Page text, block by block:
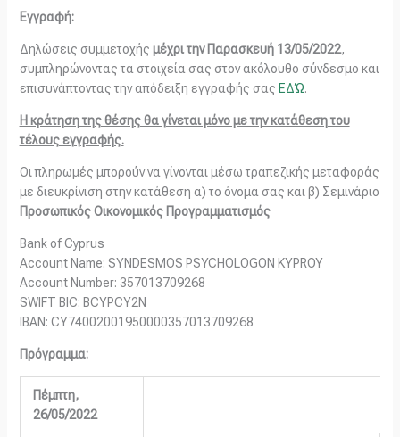
Εγγραφή:
Δηλώσεις συμμετοχής μέχρι την Παρασκευή 13/05/2022,
συμπληρώνοντας τα στοιχεία σας στον ακόλουθο σύνδεσμο και
επισυνάπτοντας την απόδειξη εγγραφής σας ΕΔΏ.
Η κράτηση της θέσης θα γίνεται μόνο με την κατάθεση του
τέλους εγγραφής.
Οι πληρωμές μπορούν να γίνονται μέσω τραπεζικής μεταφοράς
με διευκρίνιση στην κατάθεση α) το όνομα σας και β) Σεμινάριο
Προσωπικός Οικονομικός Προγραμματισμός
Bank of Cyprus
Account Name: SYNDESMOS PSYCHOLOGON KYPROY
Account Number: 357013709268
SWIFT BIC: BCYPCY2N
IBAN: CY74002001950000357013709268
Πρόγραμμα:
Πέμπτη,
26/05/2022